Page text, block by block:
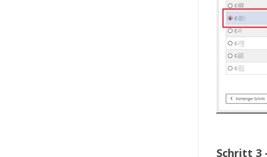
Schritt 3